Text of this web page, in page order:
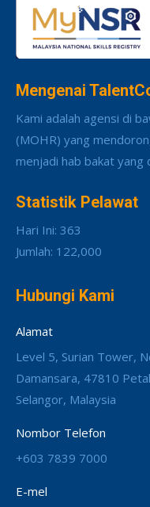
Mengenai
Kami adalah agensi di
(MOHR) yang
menjadi hab bakat yang
Statistik Pelawat
Hari Ini: 363
Jumlah: 122,000
Hubungi Kami
Alamat
Level 5, Surian Tower,
Damansara, 47810
Selangor, Malaysia
Nombor Telefon
+603 7839 7000
E-mel